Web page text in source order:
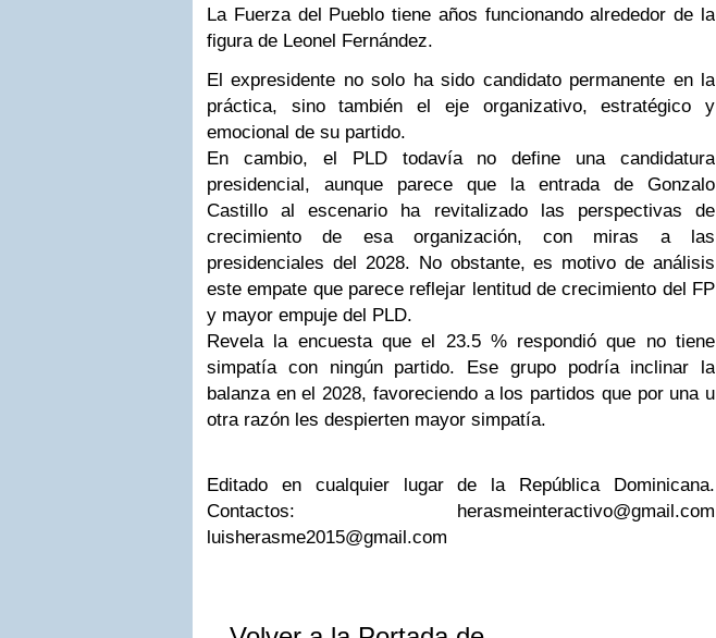
La Fuerza del Pueblo tiene años funcionando alrededor de la
figura de Leonel Fernández.
El expresidente no solo ha sido candidato permanente en la
práctica, sino también el eje organizativo, estratégico y
emocional de su partido.
En cambio, el PLD todavía no define una candidatura
presidencial, aunque parece que la entrada de Gonzalo
Castillo al escenario ha revitalizado las perspectivas de
crecimiento de esa organización, con miras a las
presidenciales del 2028. No obstante, es motivo de análisis
este empate que parece reflejar lentitud de crecimiento del FP
y mayor empuje del PLD.
Revela la encuesta que el 23.5 % respondió que no tiene
simpatía con ningún partido. Ese grupo podría inclinar la
balanza en el 2028, favoreciendo a los partidos que por una u
otra razón les despierten mayor simpatía.
Editado en cualquier lugar de la República Dominicana.
Contactos: herasmeinteractivo@gmail.com
luisherasme2015@gmail.com